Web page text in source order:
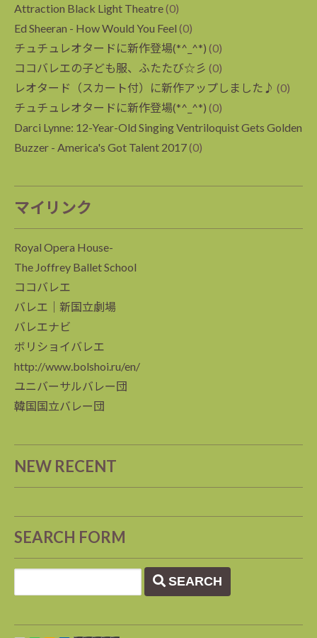
Attraction Black Light Theatre(0)
Ed Sheeran - How Would You Feel (0)
チュチュレオタードに新作登場(*^_^*) (0)
ココバレエの子ども服、ふたたび☆彡 (0)
レオタード（スカート付）に新作アップしました♪ (0)
チュチュレオタードに新作登場(*^_^*) (0)
Darci Lynne: 12-Year-Old Singing Ventriloquist Gets Golden
Buzzer - America's Got Talent 2017(0)
マイリンク
Royal Opera House-
The Joffrey Ballet School
ココバレエ
バレエ｜新国立劇場
バレエナビ
ボリショイバレエ
http://www.bolshoi.ru/en/
ユニバーサルバレー団
韓国国立バレー団
NEW RECENT
SEARCH FORM
SEARCH